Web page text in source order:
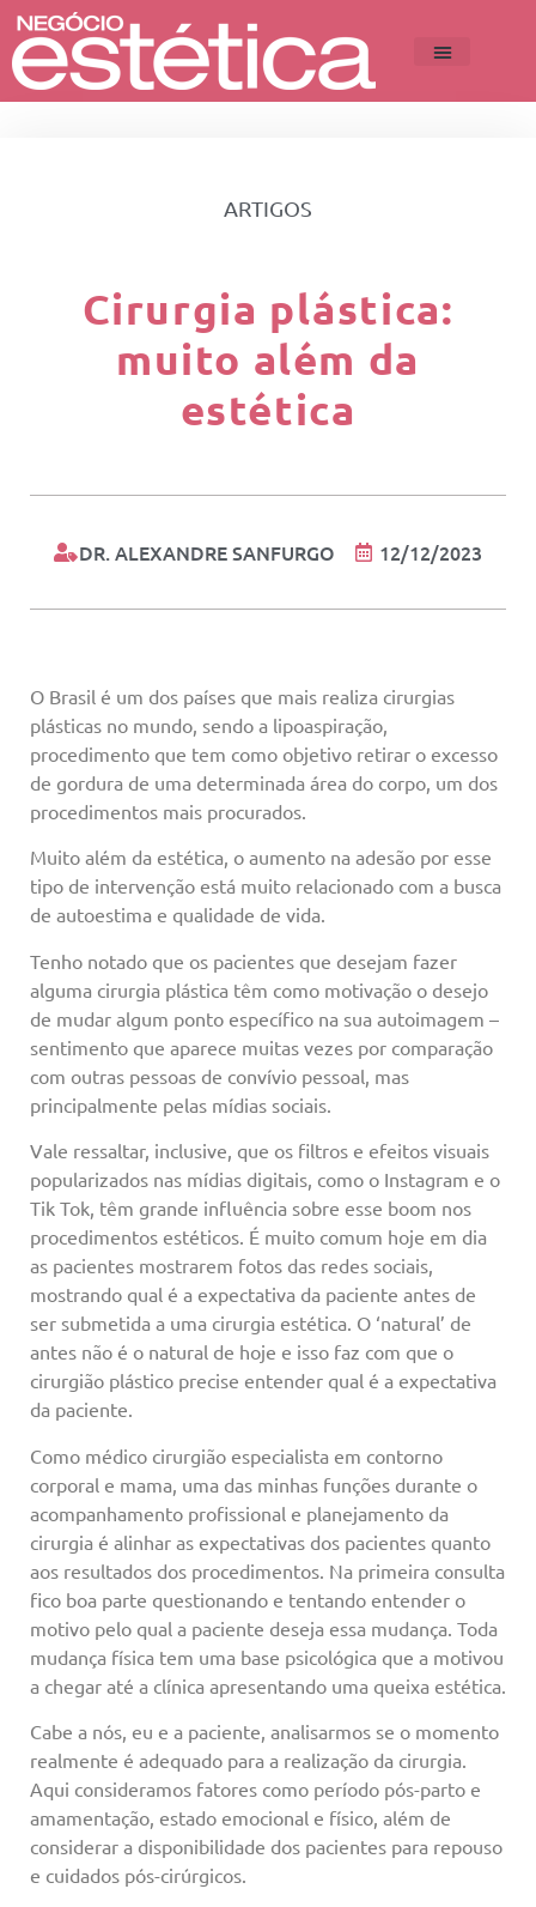
ARTIGOS
Cirurgia plástica:
muito além da
estética
DR. ALEXANDRE SANFURGO 12/12/2023
O Brasil é um dos países que mais realiza cirurgias
plásticas no mundo, sendo a lipoaspiração,
procedimento que tem como objetivo retirar o excesso
de gordura de uma determinada área do corpo, um dos
procedimentos mais procurados.
Muito além da estética, o aumento na adesão por esse
tipo de intervenção está muito relacionado com a busca
de autoestima e qualidade de vida.
Tenho notado que os pacientes que desejam fazer
alguma cirurgia plástica têm como motivação o desejo
de mudar algum ponto específico na sua autoimagem –
sentimento que aparece muitas vezes por comparação
com outras pessoas de convívio pessoal, mas
principalmente pelas mídias sociais.
Vale ressaltar, inclusive, que os filtros e efeitos visuais
popularizados nas mídias digitais, como o Instagram e o
Tik Tok, têm grande influência sobre esse boom nos
procedimentos estéticos. É muito comum hoje em dia
as pacientes mostrarem fotos das redes sociais,
mostrando qual é a expectativa da paciente antes de
ser submetida a uma cirurgia estética. O ‘natural’ de
antes não é o natural de hoje e isso faz com que o
cirurgião plástico precise entender qual é a expectativa
da paciente.
Como médico cirurgião especialista em contorno
corporal e mama, uma das minhas funções durante o
acompanhamento profissional e planejamento da
cirurgia é alinhar as expectativas dos pacientes quanto
aos resultados dos procedimentos. Na primeira consulta
fico boa parte questionando e tentando entender o
motivo pelo qual a paciente deseja essa mudança. Toda
mudança física tem uma base psicológica que a motivou
a chegar até a clínica apresentando uma queixa estética.
Cabe a nós, eu e a paciente, analisarmos se o momento
realmente é adequado para a realização da cirurgia.
Aqui consideramos fatores como período pós-parto e
amamentação, estado emocional e físico, além de
considerar a disponibilidade dos pacientes para repouso
e cuidados pós-cirúrgicos.